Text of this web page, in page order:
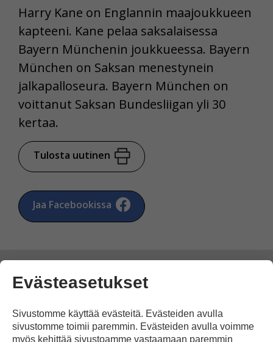
Harry Kane on Englannin maajoukkueen
kapteeni. Kane pelaa saksalaisessa
Bayern Münchenin joukkueessa. Bayern
München on Saksan menestynein
jalkapalloseura. Bayern München on
voittanut Saksan Bundesliigan yli 30
kertaa.
Tulosta uutinen
Jaa Facebookissa
Kommentoi
Evästeasetukset
Sivustomme käyttää evästeitä. Evästeiden avulla
sivustomme toimii paremmin. Evästeiden avulla voimme
myös kehittää sivustoamme vastaamaan paremmin